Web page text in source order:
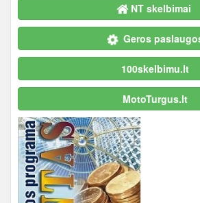
NT skelbimai
Geros
100skelbimu.lt
MotoTurgus.lt